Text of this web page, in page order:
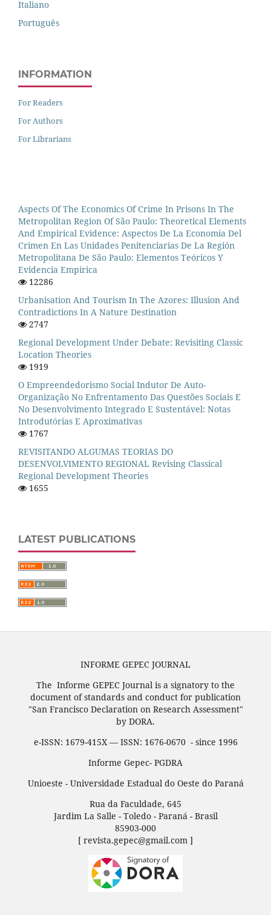
Italiano
Português
INFORMATION
For Readers
For Authors
For Librarians
Aspects Of The Economics Of Crime In Prisons In The
Metropolitan Region Of São Paulo: Theoretical Elements
And Empirical Evidence: Aspectos De La Economía Del
Crimen En Las Unidades Penitenciarias De La Región
Metropolitana De São Paulo: Elementos Teóricos Y
Evidencia Empírica
12286
Urbanisation And Tourism In The Azores: Illusion And
Contradictions In A Nature Destination
2747
Regional Development Under Debate: Revisiting Classic
Location Theories
1919
O Empreendedorismo Social Indutor De Auto-
Organização No Enfrentamento Das Questões Sociais E
No Desenvolvimento Integrado E Sustentável: Notas
Introdutórias E Aproximativas
1767
REVISITANDO ALGUMAS TEORIAS DO
DESENVOLVIMENTO REGIONAL Revising Classical
Regional Development Theories
1655
LATEST PUBLICATIONS
INFORME GEPEC JOURNAL
The Informe GEPEC Journal is a signatory to the
document of standards and conduct for publication
"San Francisco Declaration on Research Assessment"
by DORA.
e-ISSN: 1679-415X — ISSN: 1676-0670 - since 1996
Informe Gepec- PGDRA
Unioeste - Universidade Estadual do Oeste do Paraná
Rua da Faculdade, 645
Jardim La Salle - Toledo - Paraná - Brasil
85903-000
[ revista.gepec@gmail.com ]